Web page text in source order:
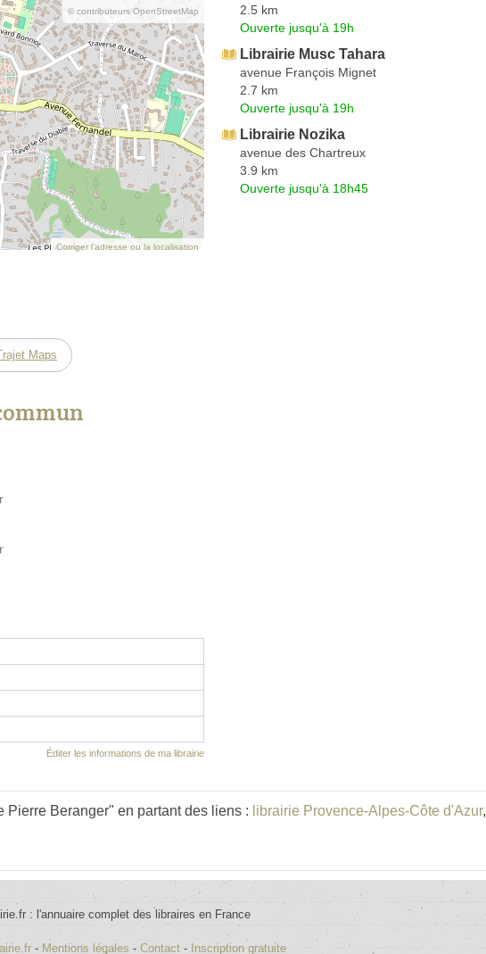
© contributeurs OpenStreetMap
Corriger l’adresse ou la localisation
Maps
Éditer les informations de ma librairie
2.5 km
Ouverte jusqu'à 19h
Librairie Musc Tahara
avenue François Mignet
2.7 km
Ouverte jusqu'à 19h
Librairie Nozika
avenue des Chartreux
3.9 km
Ouverte jusqu'à 18h45
Beranger" en partant des liens : librairie Provence-Alpes-Côte d'Azur,
: l'annuaire complet des libraires en France
- Mentions légales - Contact - Inscription gratuite